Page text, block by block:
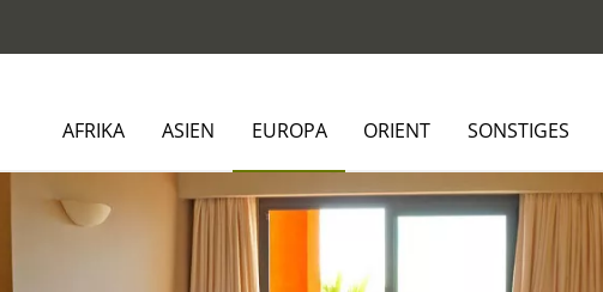
AFRIKA ASIEN EUROPA ORIENT SONSTIGES